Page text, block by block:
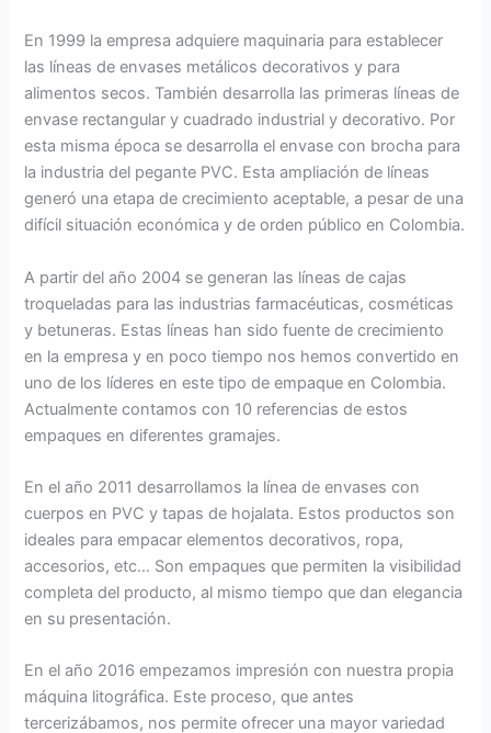
En 1999 la empresa adquiere maquinaria para establecer
las líneas de envases metálicos decorativos y para
alimentos secos. También desarrolla las primeras líneas de
envase rectangular y cuadrado industrial y decorativo. Por
esta misma época se desarrolla el envase con brocha para
la industria del pegante PVC. Esta ampliación de líneas
generó una etapa de crecimiento aceptable, a pesar de una
difícil situación económica y de orden público en Colombia.
A partir del año 2004 se generan las líneas de cajas
troqueladas para las industrias farmacéuticas, cosméticas
y betuneras. Estas líneas han sido fuente de crecimiento
en la empresa y en poco tiempo nos hemos convertido en
uno de los líderes en este tipo de empaque en Colombia.
Actualmente contamos con 10 referencias de estos
empaques en diferentes gramajes.
En el año 2011 desarrollamos la línea de envases con
cuerpos en PVC y tapas de hojalata. Estos productos son
ideales para empacar elementos decorativos, ropa,
accesorios, etc… Son empaques que permiten la visibilidad
completa del producto, al mismo tiempo que dan elegancia
en su presentación.
En el año 2016 empezamos impresión con nuestra propia
máquina litográfica. Este proceso, que antes
tercerizábamos, nos permite ofrecer una mayor variedad